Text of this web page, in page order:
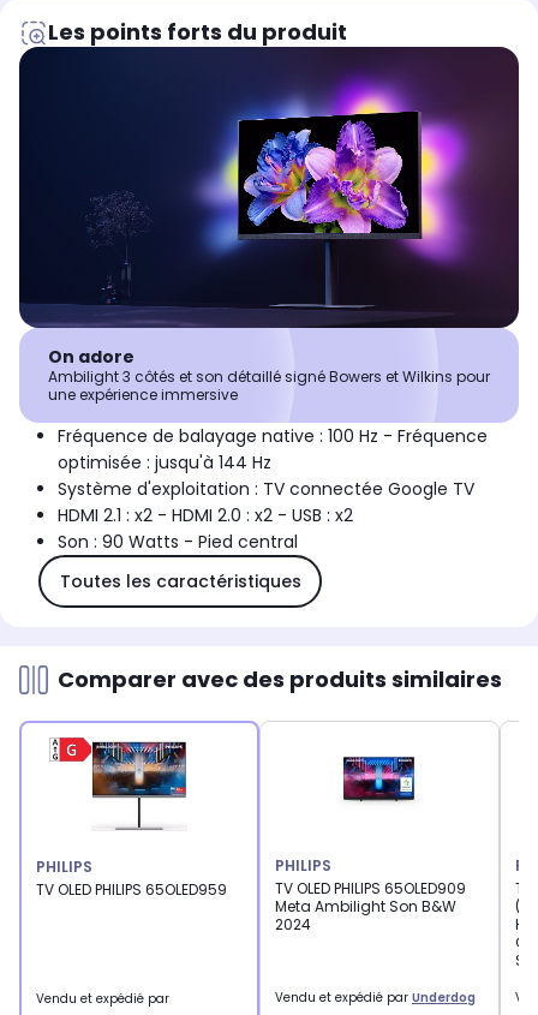
Les points forts du produit
On adore
Ambilight 3 côtés et son détaillé signé Bowers et Wilkins pour
une expérience immersive
Fréquence de balayage native : 100 Hz - Fréquence
optimisée : jusqu'à 144 Hz
Système d'exploitation : TV connectée Google TV
HDMI 2.1 : x2 - HDMI 2.0 : x2 - USB : x2
Son : 90 Watts - Pied central
Toutes les caractéristiques
Comparer avec des produits similaires
PHILIPS
TV OLED PHILIPS 65OLED959
Vendu et expédié par
PHILIPS
TV OLED PHILIPS 65OLED909
Meta Ambilight Son B&W
2024
Vendu et expédié par Underdog
TV